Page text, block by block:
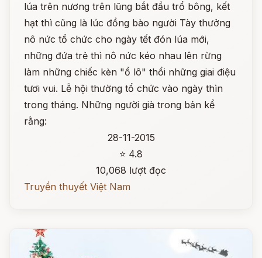
lúa trên nương trên lũng bắt đầu trổ bông, kết
hạt thì cũng là lúc đồng bào người Tày thưởng
nô nức tổ chức cho ngày tết đón lúa mới,
những đứa trẻ thì nô nức kéo nhau lên rừng
làm những chiếc kèn "ồ lô" thổi những giai điệu
tươi vui. Lễ hội thường tổ chức vào ngày thìn
trong tháng. Những người già trong bản kể
rằng:
28-11-2015
⭐ 4.8
10,068 lượt đọc
Truyền thuyết Việt Nam